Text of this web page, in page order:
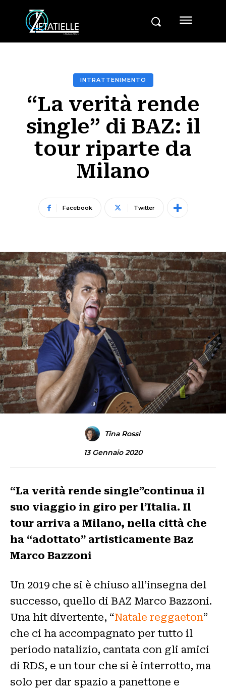
INTRATTENIMENTO
“La verità rende
single” di BAZ: il
tour riparte da
Milano
Facebook Twitter
Tina Rossi
13 Gennaio 2020
“La verità rende single”continua il
suo viaggio in giro per l’Italia. Il
tour arriva a Milano, nella città che
ha “adottato” artisticamente Baz
Marco Bazzoni
Un 2019 che si è chiuso all’insegna del
successo, quello di BAZ Marco Bazzoni.
Una hit divertente, “Natale reggaeton”
che ci ha accompagnato per tutto il
periodo natalizio, cantata con gli amici
di RDS, e un tour che si è interrotto, ma
solo per dar spazio a panettone e